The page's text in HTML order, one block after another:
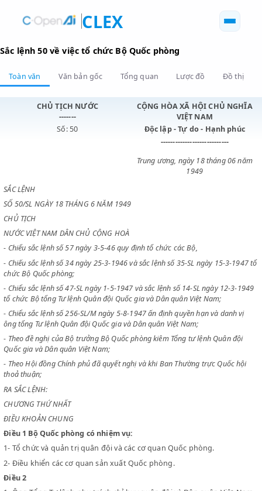
CLEX
Sắc lệnh 50 về việc tổ chức Bộ Quốc phòng
Toàn văn
CHỦ TỊCH NƯỚC
-------
CỘNG HÒA XÃ HỘI CHỦ
VIỆT NAM
Độc lập - Tự do - Hạnh
----------------------------
SẮC LỆNH
SỐ 50/SL NGÀY 18 THÁNG 6 NĂM 1949
CHỦ TỊCH
NƯỚC VIỆT NAM DÂN CHỦ CỘNG HOÀ
- Chiểu sắc lệnh số 57 ngày 3-5-46 quy định tổ chức các Bộ,
- Chiếu sắc lệnh số 34 ngày 25-3-1946 và sắc lệnh số 35-SL ngày 15-3-
chức Bộ Quốc phòng;
- Chiểu sắc lệnh số 47-SL ngày 1-5-1947 và sắc lệnh số 14-SL ngày 12-
tổ chức Bộ tổng Tư lệnh Quân đội Quốc gia và Dân quân Việt Nam;
- Chiểu sắc lệnh số 256-SL/M ngày 5-8-1947 ấn định quyền hạn và
ông tổng Tư lệnh Quân đội Quốc gia và Dân quân Việt Nam;
- Theo đề nghị của Bộ trưởng Bộ Quốc phòng kiêm Tổng tư lệnh Quân
Quốc gia và Dân quân Việt Nam;
- Theo Hội đồng Chính phủ đã quyết nghị và khi Ban Thường trực
thoả thuận;
RA SẮC LỆNH:
CHƯƠNG THỨ NHẤT
ĐIỀU KHOẢN CHUNG
Điều 1